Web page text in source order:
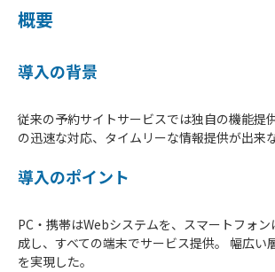
概要
導入の背景
従来の予約サイトサービスでは独自の機能提
の迅速な対応、タイムリーな情報提供が出来
導入のポイント
PC・携帯はWebシステムを、スマートフォ
成し、すべての端末でサービス提供。 幅広い
を実現した。